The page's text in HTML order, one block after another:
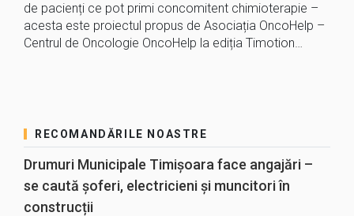
de pacienți ce pot primi concomitent chimioterapie –
acesta este proiectul propus de Asociația OncoHelp –
Centrul de Oncologie OncoHelp la ediția Timotion…
RECOMANDĂRILE NOASTRE
Drumuri Municipale Timișoara face angajări –
se caută șoferi, electricieni și muncitori în
construcții